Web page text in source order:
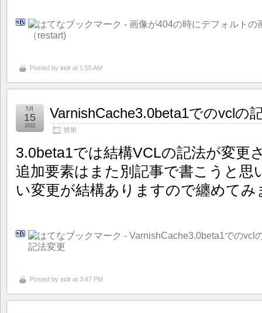
Posted by xcir at 1:55 AM
VarnishCache3.0beta1でのvclの
技術
5月
15
2011
3.0beta1では結構VCLの記法が変更
追加要素はまた別記事で書こうと思
い変更が結構ありますので纏めてみ
Posted by xcir at 3:47 PM